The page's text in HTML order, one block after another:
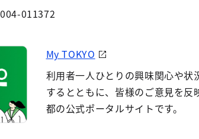
011372
My TOKYO
利用者一人ひとりの興味関心や状
するとともに、皆様のご意見を
都の公式ポータルサイトです。